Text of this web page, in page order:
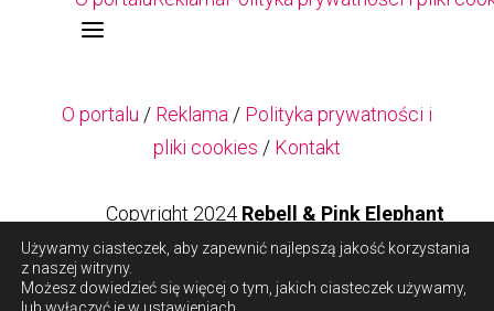
a
O portalu / Reklama / Polityka prywatności i
pliki cookies / Kontakt
Copyright 2024 Rebell & Pink Elephant
Copyright 2024Rebell & Pink Elephant
Używamy ciasteczek, aby zapewnić najlepszą jakość korzystania
z naszej witryny.
Możesz dowiedzieć się więcej o tym, jakich ciasteczek używamy,